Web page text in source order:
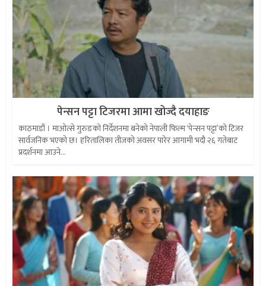
पेन्सन पट्टा टिजरमा आमा खोज्दै दयाहाङ
काठमाडौं । माओत्से गुरुङको निर्देशनमा बनेको नेपाली फिल्म ‘पेन्सन पट्टा’को टिजर
सार्वजनिक भएको छ। हरितालिका तीजको अवसर पारेर आगामी भदौ २६ गतेबाट
प्रदर्शनमा आउने...